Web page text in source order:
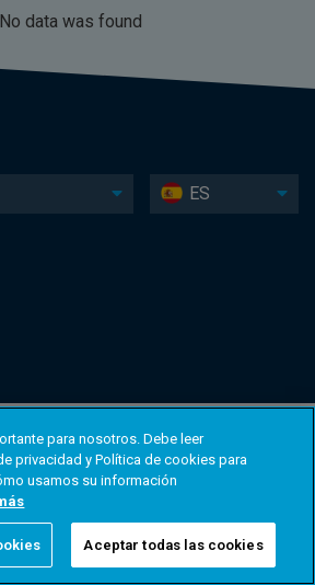
No data was found
ES
para nosotros. Debe leer
privacidad y Política de cookies para
usamos su información
Aceptar todas las cookies